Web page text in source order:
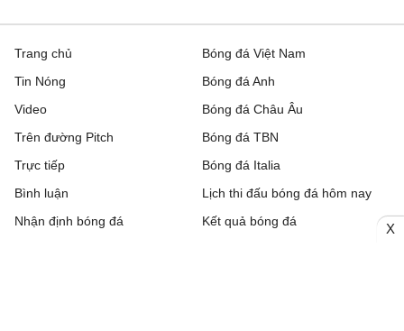
Trang chủ
Tin Nóng
Video
Trên đường Pitch
Trực tiếp
Bóng đá Việt Nam
Bóng đá Anh
Bóng đá Châu Âu
Bóng đá TBN
Bóng đá Italia
Bình luận
Nhận định bóng đá
Lịch thi đấu bóng đá hôm nay
Kết quả bóng đá
X